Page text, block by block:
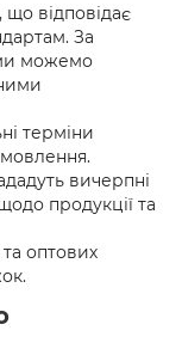
відповідає
За
можемо
терміни
вичерпні
продукції та
оптових